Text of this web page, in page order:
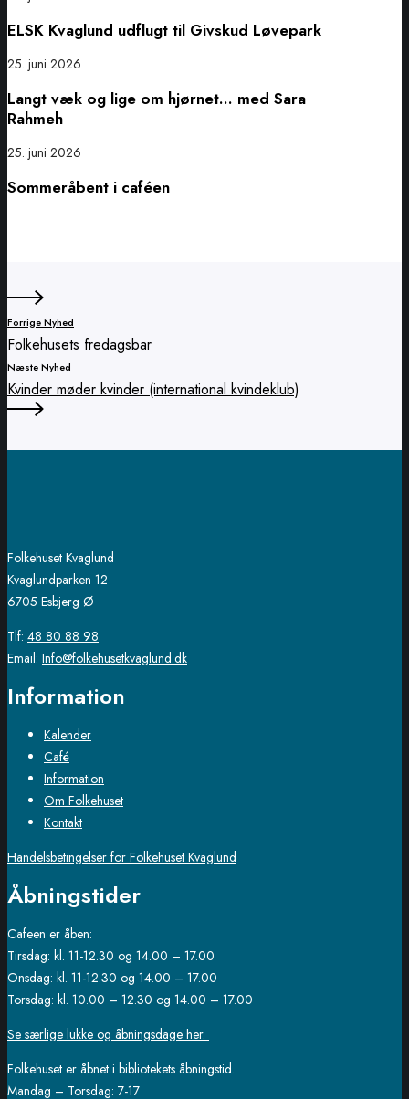
udflugt
til
Løvepark
ELSK Kvaglund udflugt til Givskud Løvepark
Langt
og
lige
om
med
25. juni 2026
Langt væk og lige om hjørnet… med Sara
Rahmeh
Sommeråbent
caféen
25. juni 2026
Sommeråbent i caféen
Forrige Nyhed
Folkehusets fredagsbar
Næste Nyhed
Kvinder møder kvinder (international kvindeklub)
Folkehuset Kvaglund
Kvaglundparken 12
6705 Esbjerg Ø
Tlf: 48 80 88 98
Email: Info@folkehusetkvaglund.dk
Information
Kalender
Café
Information
Om Folkehuset
Kontakt
Handelsbetingelser for Folkehuset Kvaglund
Åbningstider
Cafeen er åben:
Tirsdag: kl. 11-12.30 og 14.00 – 17.00
Onsdag: kl. 11-12.30 og 14.00 – 17.00
Torsdag: kl. 10.00 – 12.30 og 14.00 – 17.00
Se særlige lukke og åbningsdage her.
Folkehuset er åbnet i bibliotekets åbningstid.
Mandag – Torsdag: 7-17